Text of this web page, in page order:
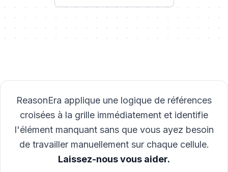
ReasonEra applique une logique de références
croisées à la grille immédiatement et identifie
l'élément manquant sans que vous ayez besoin
de travailler manuellement sur chaque cellule.
Laissez-nous vous aider.